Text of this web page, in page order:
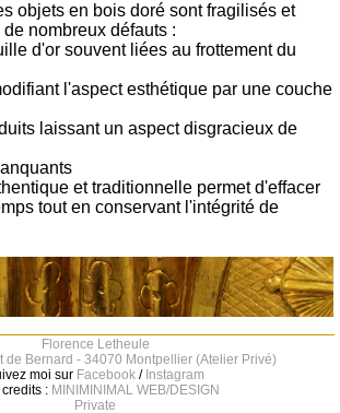
objets en bois doré sont fragilisés et
nombreux défauts :
d'or souvent liées au frottement du
l'aspect esthétique par une couche
laissant un aspect disgracieux de
et traditionnelle permet d'effacer
tout en conservant l'intégrité de
Florence Letheule
de Bernard - 34070 Montpellier (Atelier Privé)
moi sur Facebook / Instagram
: MINIMINIMAL WEB/DESIGN
Private